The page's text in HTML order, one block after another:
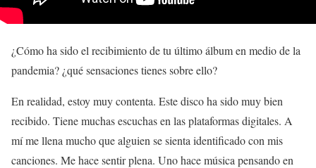
¿Cómo ha sido el recibimiento de tu último álbum en medio de la
pandemia? ¿qué sensaciones tienes sobre ello?
En realidad, estoy muy contenta. Este disco ha sido muy bien
recibido. Tiene muchas escuchas en las plataformas digitales. A
mí me llena mucho que alguien se sienta identificado con mis
canciones. Me hace sentir plena. Uno hace música pensando en